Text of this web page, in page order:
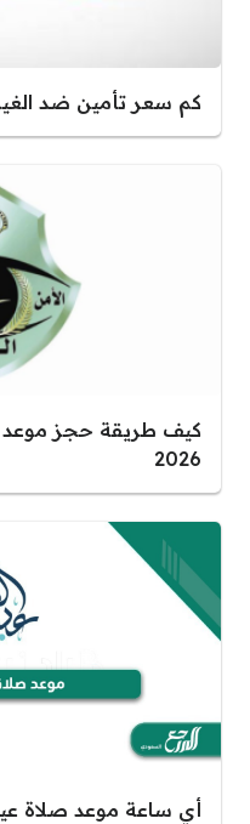
كم سعر تأمين ضد
كيف طريقة حجز موعد
2026
أي ساعة موعد صلاة عيد